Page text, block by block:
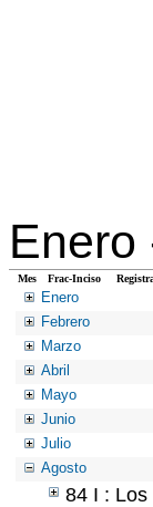
Enero
Mes Frac-Inciso
Enero
Febrero
Marzo
Abril
Mayo
Junio
Julio
Agosto
84 I : Los